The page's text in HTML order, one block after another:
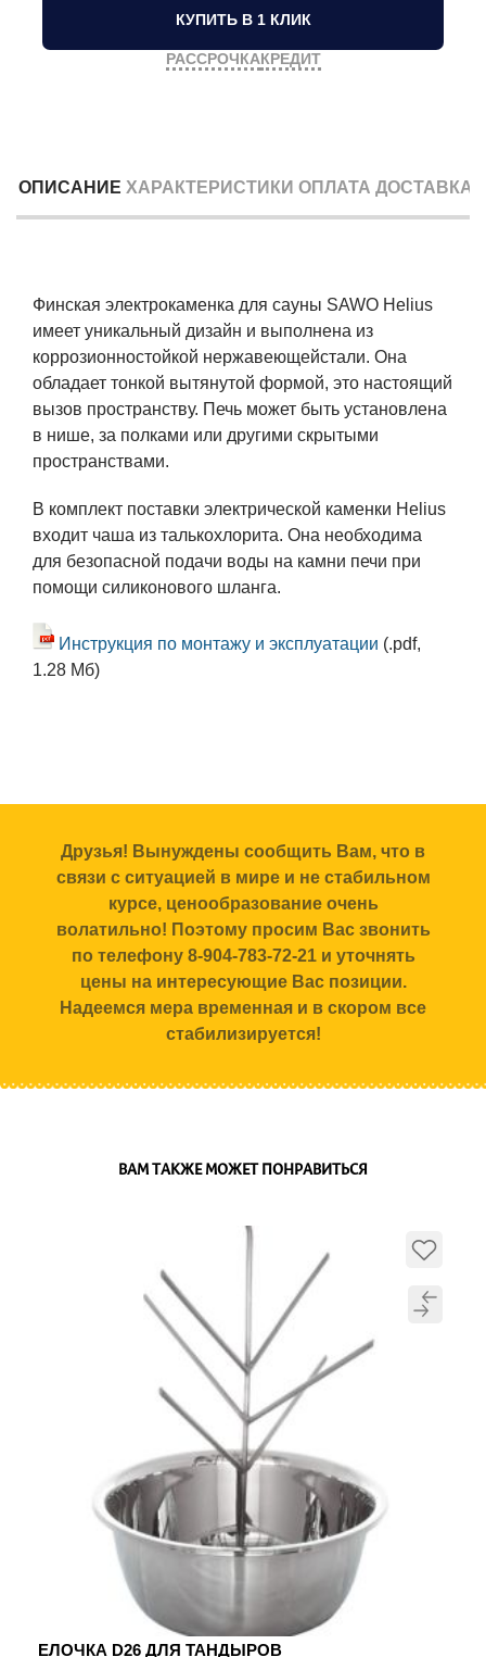
КУПИТЬ В 1 КЛИК
РАССРОЧКАКРЕДИТ
ОПИСАНИЕ ХАРАКТЕРИСТИКИ ОПЛАТА ДОСТАВКА
Финская электрокаменка для сауны SAWO Helius
имеет уникальный дизайн и выполнена из
коррозионностойкой нержавеющейстали. Она
обладает тонкой вытянутой формой, это настоящий
вызов пространству. Печь может быть установлена
в нише, за полками или другими скрытыми
пространствами.
В комплект поставки электрической каменки Helius
входит чаша из талькохлорита. Она необходима
для безопасной подачи воды на камни печи при
помощи силиконового шланга.
Инструкция по монтажу и эксплуатации (.pdf,
1.28 Мб)
Друзья! Вынуждены сообщить Вам, что в
связи с ситуацией в мире и не стабильном
курсе, ценообразование очень
волатильно! Поэтому просим Вас звонить
по телефону 8-904-783-72-21 и уточнять
цены на интересующие Вас позиции.
Надеемся мера временная и в скором все
стабилизируется!
ВАМ ТАКЖЕ МОЖЕТ ПОНРАВИТЬСЯ
ЕЛОЧКА D26 ДЛЯ ТАНДЫРОВ